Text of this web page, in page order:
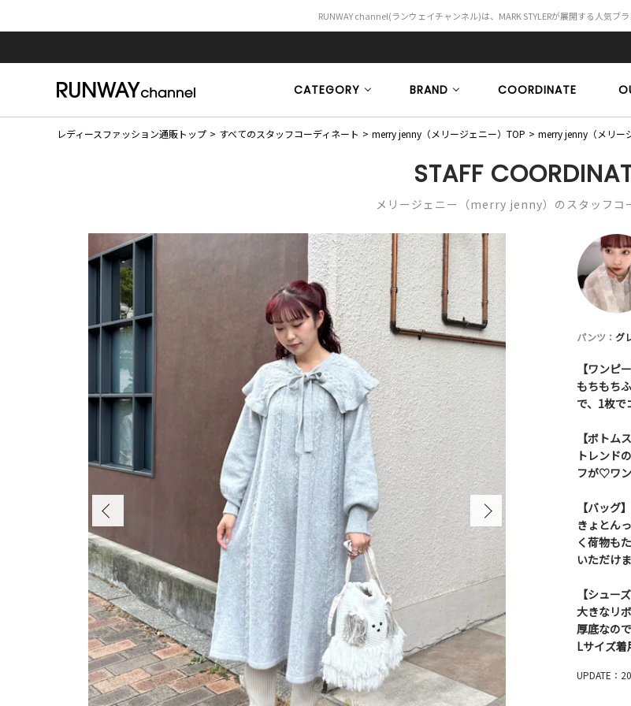
RUNWAY channel(ランウェイチャンネル)は、MARK STYLERが展開する人気ブ
CATEGORY BRAND COORDINATE
レディースファッション通販トップ すべてのスタッフコーディネート merry jenny（メリージェニー）TOP merry jenny（メリー
STAFF
メリージェニー（merry jenny）のスタッフコ
パンツ： グ
【ワンピー
もちもち
で、1枚で
【ボトムス
トレンド
フが♡ワ
【バッグ】
きょとん
く荷物も
いただけ
【シューズ
大きなリ
厚底なの
Lサイズ着
UPDATE：